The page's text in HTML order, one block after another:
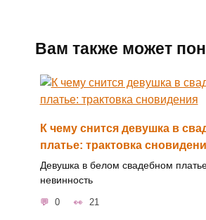
Вам также может
К чему снится девушка в
платье: трактовка
Девушка в белом свадебном
невинность
0 21